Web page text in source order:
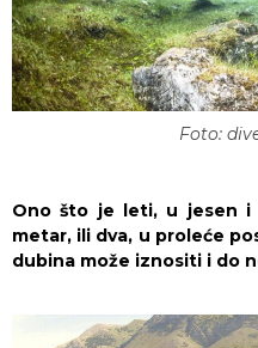
Foto:
Ono što je leti, u jesen i
metar, ili dva, u proleće
dubina može iznositi i do